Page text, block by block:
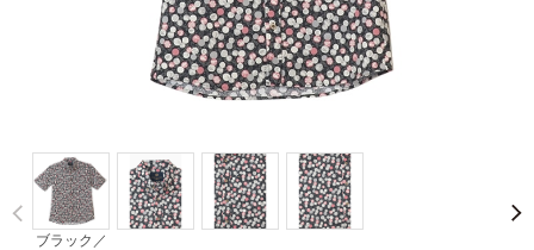
ブラック／
Prev